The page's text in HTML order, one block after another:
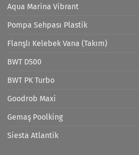
Aqua Marina Vibrant
Pompa Sehpası Plastik
Flanşlı Kelebek Vana (Takım)
BWT D500
BWT PK Turbo
Goodrob Maxi
Gemaş Poolking
Siesta Atlantik